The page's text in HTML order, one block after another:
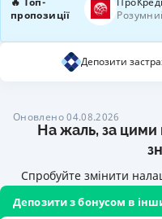
пропозиції
Депозити
Оновлено 04.08.2026
На жаль, за цими
Спробуйте змінити
Депозити з бонусом в